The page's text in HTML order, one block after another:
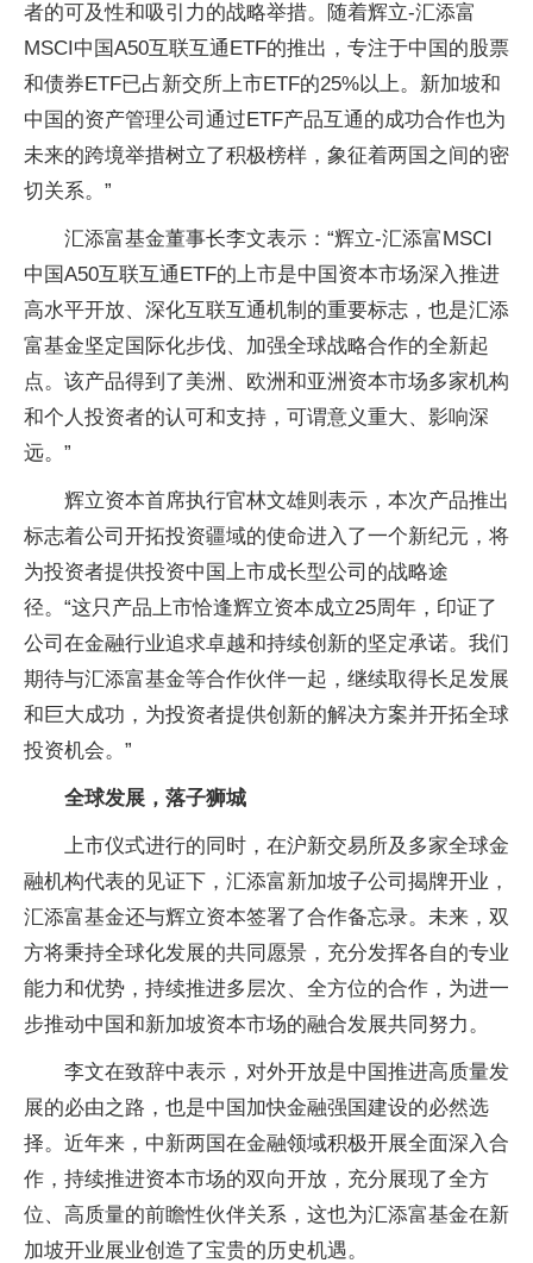
者的可及性和吸引力的战略举措。随着辉立-汇添富
MSCI中国A50互联互通ETF的推出，专注于中国的股票
和债券ETF已占新交所上市ETF的25%以上。新加坡和
中国的资产管理公司通过ETF产品互通的成功合作也为
未来的跨境举措树立了积极榜样，象征着两国之间的密
切关系。”
汇添富基金董事长李文表示：“辉立-汇添富MSCI
中国A50互联互通ETF的上市是中国资本市场深入推进
高水平开放、深化互联互通机制的重要标志，也是汇添
富基金坚定国际化步伐、加强全球战略合作的全新起
点。该产品得到了美洲、欧洲和亚洲资本市场多家机构
和个人投资者的认可和支持，可谓意义重大、影响深
远。”
辉立资本首席执行官林文雄则表示，本次产品推出
标志着公司开拓投资疆域的使命进入了一个新纪元，将
为投资者提供投资中国上市成长型公司的战略途
径。“这只产品上市恰逢辉立资本成立25周年，印证了
公司在金融行业追求卓越和持续创新的坚定承诺。我们
期待与汇添富基金等合作伙伴一起，继续取得长足发展
和巨大成功，为投资者提供创新的解决方案并开拓全球
投资机会。”
全球发展， 落子狮城
上市仪式进行的同时，在沪新交易所及多家全球金
融机构代表的见证下， 汇添富新加坡子公司揭牌开业，
汇添富基金还与辉立资本签署了合作备忘录。未来，双
方将秉持全球化发展的共同愿景，充分发挥各自的专业
能力和优势，持续推进多层次、全方位的合作，为进一
步推动中国和新加坡资本市场的融合发展共同努力。
李文在致辞中表示，对外开放是中国推进高质量发
展的必由之路，也是中国加快金融强国建设的必然选
择。 近年来，中新两国在金融领域积极开展全面深入合
作，持续推进资本市场的双向开放，充分展现了全方
位、高质量的前瞻性伙伴关系，这也为汇添富基金在新
加坡开业展业创造了宝贵的历史机遇。